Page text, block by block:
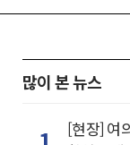
많이 본 뉴스
[현장] 여